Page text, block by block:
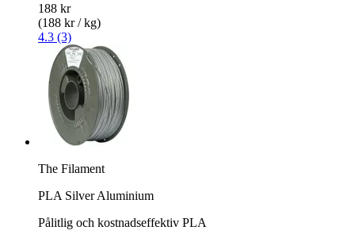
188 kr
(188 kr / kg)
4.3 (3)
The Filament
PLA Silver Aluminium
Pålitlig och kostnadseffektiv PLA